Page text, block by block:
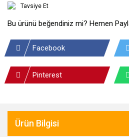
Tavsiye Et
Bu ürünü beğendiniz mi? Hemen
Facebook
Pinterest
Ürün Bilgisi